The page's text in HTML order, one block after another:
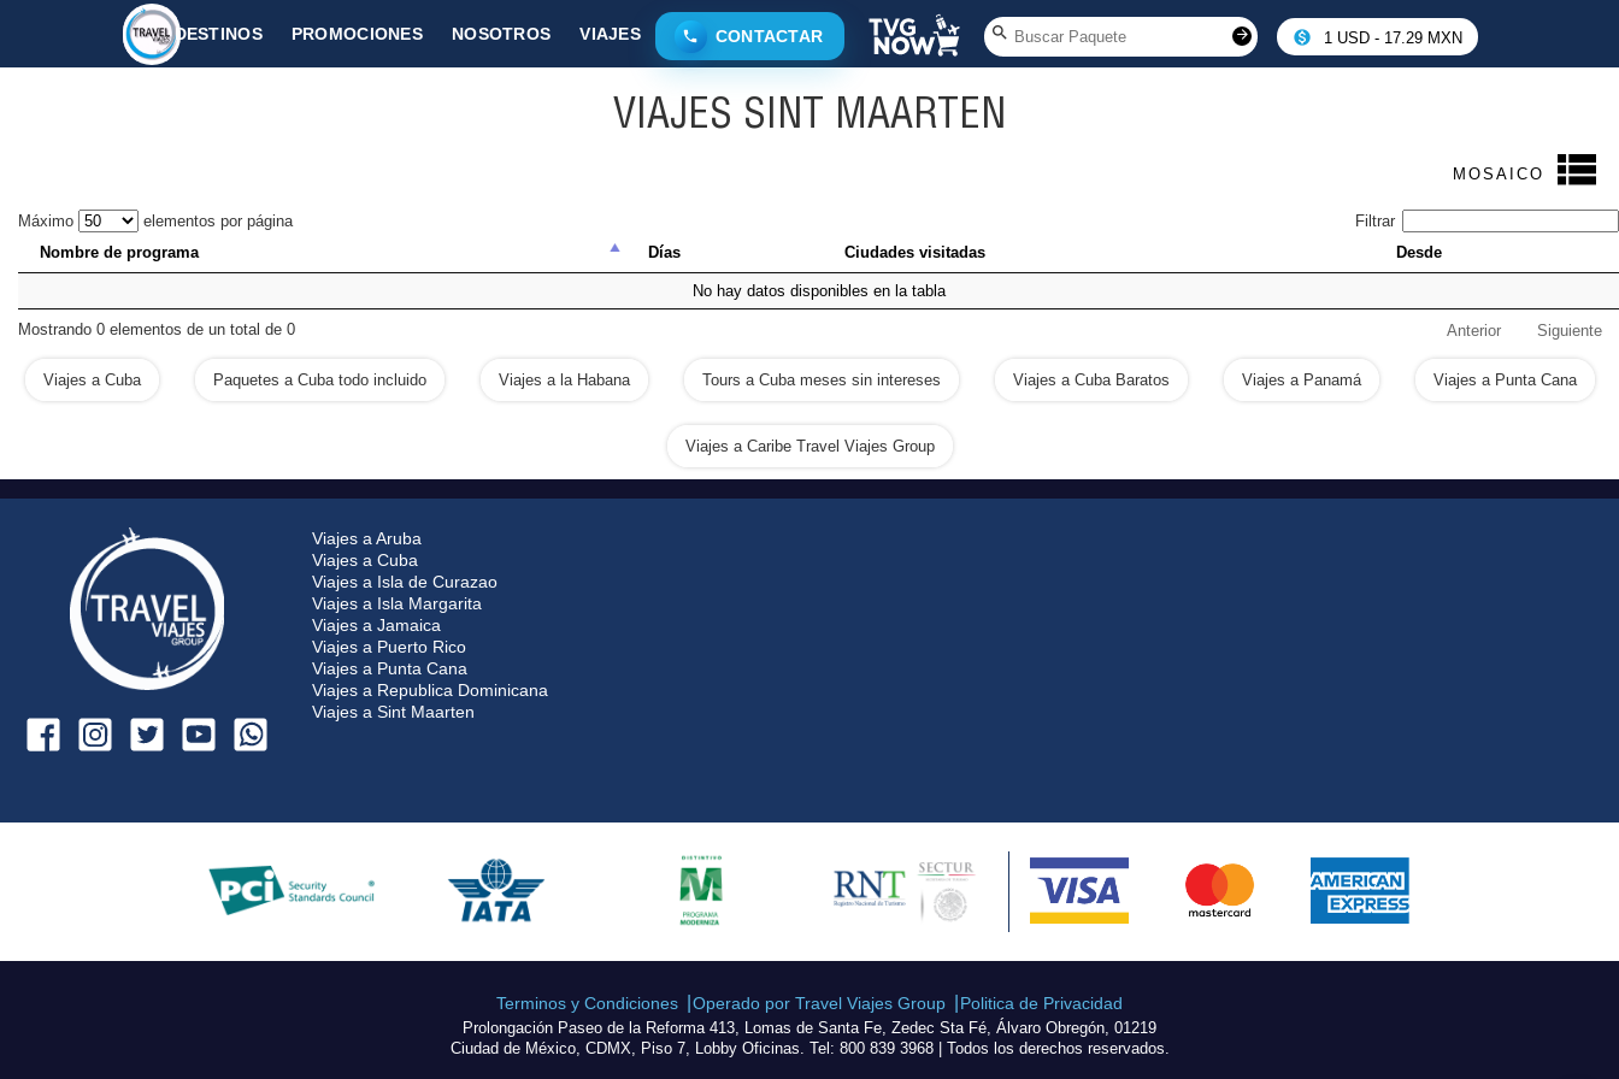
DESTINOS PROMOCIONES NOSOTROS VIAJES CONTACTAR 1 USD - 17.29 MXN
CARIBE SINT MAARTEN
VIAJES SINT MAARTEN
MOSAICO
Máximo elementos por página
Filtrar
Nombre de programa
Días Ciudades visitadas Desde
No hay datos disponibles en la tabla
Mostrando 0 elementos de un total de 0 Anterior Siguiente
Viajes a Cuba Paquetes a Cuba todo incluido Viajes a la Habana Tours a Cuba meses sin intereses Viajes a Cuba Baratos Viajes a Panamá Viajes a Punta Cana
Viajes a Caribe Travel Viajes Group
Viajes a Aruba
Viajes a Cuba
Viajes a Isla de Curazao
Viajes a Isla Margarita
Viajes a Jamaica
Viajes a Puerto Rico
Viajes a Punta Cana
Viajes a Republica Dominicana
Viajes a Sint Maarten
Terminos y Condiciones Operado por Travel Viajes Group Politica de Privacidad
Prolongación Paseo de la Reforma 413, Lomas de Santa Fe, Zedec Sta Fé, Álvaro Obregón, 01219
Ciudad de México, CDMX, Piso 7, Lobby Oficinas. Tel: 800 839 3968 | Todos los derechos reservados.